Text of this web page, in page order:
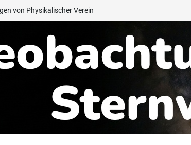
von Physikalischer Verein